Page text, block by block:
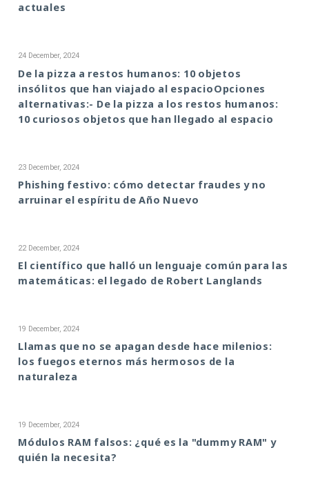
actuales
24 December, 2024
De la pizza a restos humanos: 10 objetos
insólitos que han viajado al espacioOpciones
alternativas:- De la pizza a los restos humanos:
10 curiosos objetos que han llegado al espacio
23 December, 2024
Phishing festivo: cómo detectar fraudes y no
arruinar el espíritu de Año Nuevo
22 December, 2024
El científico que halló un lenguaje común para las
matemáticas: el legado de Robert Langlands
19 December, 2024
Llamas que no se apagan desde hace milenios:
los fuegos eternos más hermosos de la
naturaleza
19 December, 2024
Módulos RAM falsos: ¿qué es la "dummy RAM" y
quién la necesita?